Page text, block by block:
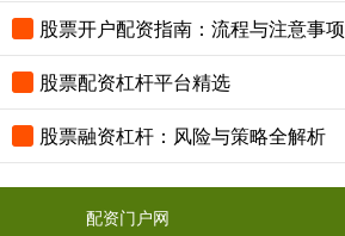
股票开户配资指南：流程与注意事项
股票配资杠杆平台精选
股票融资杠杆：风险与策略全解析
配资门户网